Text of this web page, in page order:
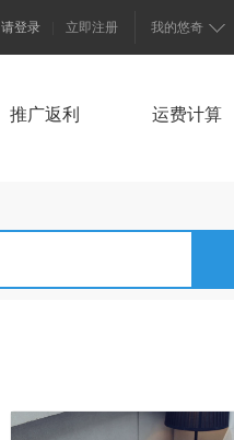
请登录 立即注册 我的悠奇
推广返利 运费计算